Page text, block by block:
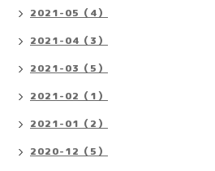
2021-05（4）
2021-04（3）
2021-03（5）
2021-02（1）
2021-01（2）
2020-12（5）